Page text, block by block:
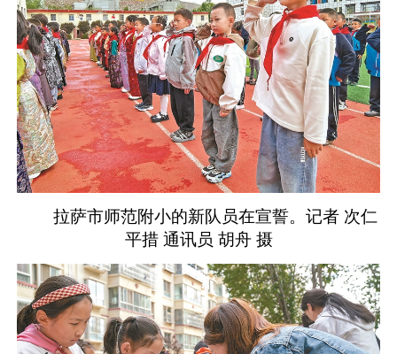
拉萨市师范附小的新队员在宣誓。记者 次仁
平措 通讯员 胡舟 摄